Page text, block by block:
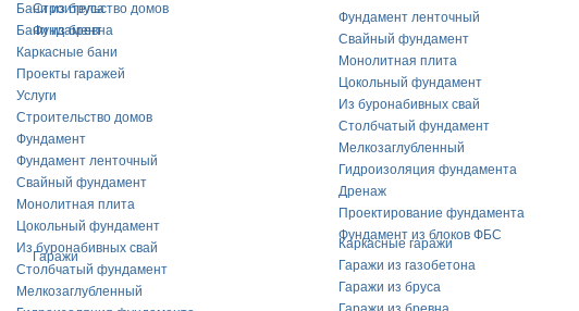
Строительство домов
Фундамент
Фундамент ленточный
Свайный фундамент
Монолитная плита
Цокольный фундамент
Из буронабивных свай
Столбчатый фундамент
Мелкозаглубленный
Гидроизоляция фундамента
Дренаж
Проектирование фундамента
Фундамент из блоков ФБС
Гаражи
Каркасные гаражи
Гаражи из газобетона
Гаражи из бруса
Бани из бруса
Бани из бревна
Каркасные бани
Проекты гаражей
Услуги
Строительство домов
Фундамент
Фундамент ленточный
Свайный фундамент
Монолитная плита
Цокольный фундамент
Из буронабивных свай
Столбчатый фундамент
Мелкозаглубленный